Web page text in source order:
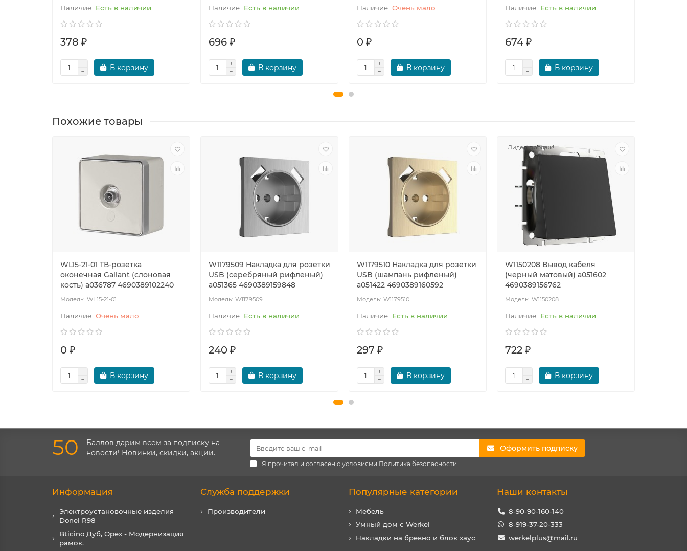
Есть в наличии
378 ₽
В корзину
Есть в наличии
696 ₽
В корзину
Очень мало
0 ₽
В корзину
Есть в наличии
674 ₽
В корзину
Похожие товары
WL15-21-01 ТВ-розетка
оконечная Gallant (слоновая
кость) a036787 4690389102240
WL15-21-01
Очень мало
0 ₽
В корзину
W1179509 Накладка для розетки
USB (cеребряный рифленый)
a051365 4690389159848
W1179509
Есть в наличии
240 ₽
В корзину
W1179510 Накладка для розетки
USB (шампань рифленый)
a051422 4690389160592
W1179510
Есть в наличии
297 ₽
В корзину
Лидер продаж!
W1150208 Вывод кабеля
(черный матовый) a051602
4690389156762
W1150208
Есть в наличии
722 ₽
В корзину
50
Баллов дарим всем за подписку на
новости! Новинки, скидки, акции.
Оформить подписку
Я прочитал и согласен с условиями Политика безопасности
Информация
Электроустановочные изделия
Donel R98
Bticino Дуб, Орех - Модернизация
рамок.
Служба поддержки
Производители
Популярные категории
Мебель
Умный дом с Werkel
Накладки на бревно и блок хаус
Наши контакты
8-90-90-160-140
8-919-37-20-333
werkelplus@mail.ru